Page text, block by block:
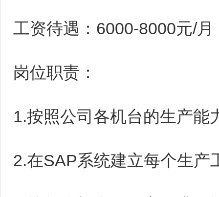
工资待遇：6000-8000元/月
岗位职责：
1.按照公司各机台的生产能
2.在SAP系统建立每个生产